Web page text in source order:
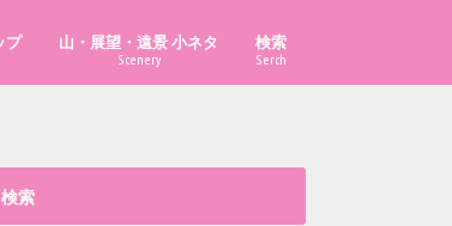
プ 山・展望・遠景 小ネタ
Scenery
検索
Serch
索